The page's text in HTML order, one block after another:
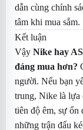
dẫn cùng chính
tâm khi mua sắm.
Kết luận
Vậy Nike hay
đáng mua hơn?
người. Nếu bạn
trung, Nike là lựa
tiên độ êm, sự ổn
những trận đấu